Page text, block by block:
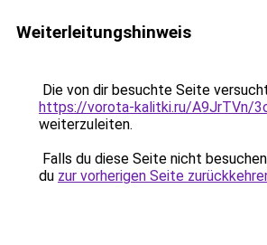
Weiterleitungshinweis
Die von dir besuchte Seite
https://vorota-kalitki.ru/A9JrTVn/
weiterzuleiten.
Falls du diese Seite nicht
du zur vorherigen Seite